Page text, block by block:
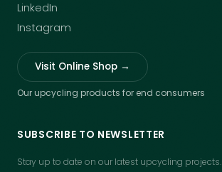
LinkedIn
Instagram
Visit Online Shop →
Our upcycling products for end consumers
SUBSCRIBE TO NEWSLETTER
Stay up to date on our latest upcycling projects.